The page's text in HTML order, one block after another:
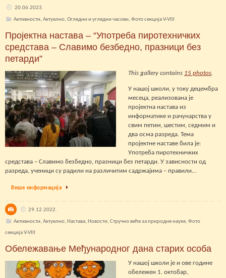
20.06.2023.
Активности, Актуелно, Огледни и угледни часови, Фото секција V-VIII
Пројектна настава – “Употреба пиротехничких
средстава – Славимо безбедно, празници без
петарди”
This gallery contains 15 photos.
У нашој школи, у току децембра
месеца, реализована је
пројектна настава из
информатике и рачунарства у
свим петим, шестим, седмим и
два осма разреда. Тема
пројектне наставе била је:
Употреба пиротехничких
средстава – Славимо безбедно, празници без петарди. У зависности од
разреда, ученици су радили на различитим садржајима – правили…
Више информација
29.12.2022.
Активности, Актуелно, Настава, Новости, Стручно веће за природне науке, Фото
секција V-VIII
Обележавање Међународног дана старих особа
У нашој школи је и ове године
обележен 1. октобар,